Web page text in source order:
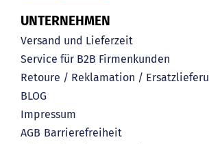
UNTERNEHMEN
Versand und Lieferzeit
Service für B2B Firmenkunden
Retoure / Reklamation /
BLOG
Impressum
AGB Barrierefreiheit